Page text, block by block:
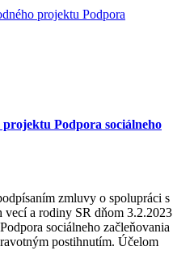
Podpora sociálneho
zmluvy o spolupráci s
vecí a rodiny SR dňom 3.2.2023
sociálneho začleňovania
postihnutím. Účelom